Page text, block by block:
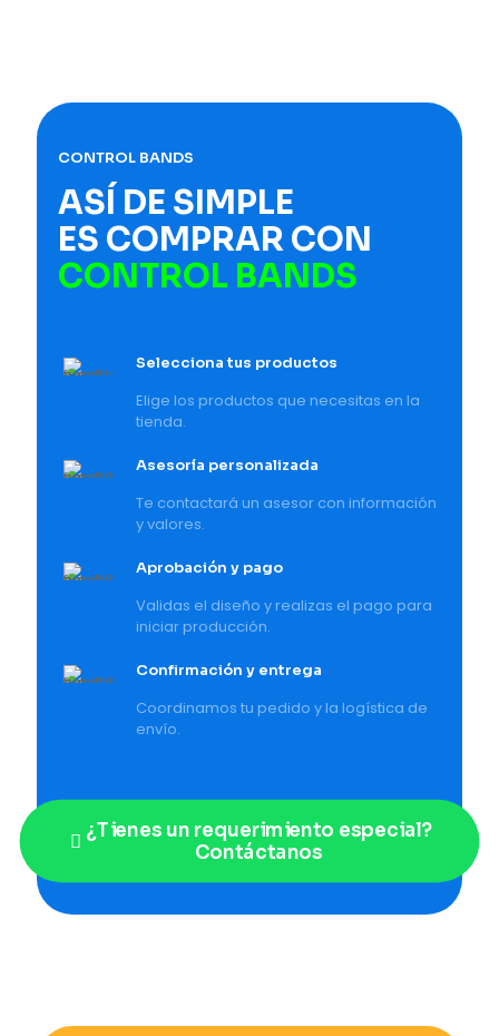
CONTROL BANDS
ASÍ DE SIMPLE
ES COMPRAR CON
CONTROL BANDS
Selecciona tus productos
Elige los productos que necesitas en la
tienda.
Asesoría personalizada
Te contactará un asesor con información
y valores.
Aprobación y pago
Validas el diseño y realizas el pago para
iniciar producción.
Confirmación y entrega
Coordinamos tu pedido y la logística de
envío.
¿Tienes un requerimiento especial?
Contáctanos